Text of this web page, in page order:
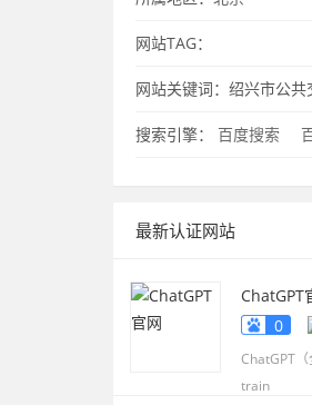
网站TAG：
网站关键词：绍兴市公
搜索引擎： 百度搜索
最新认证网站
ChatGPT
0
ChatGPT
train